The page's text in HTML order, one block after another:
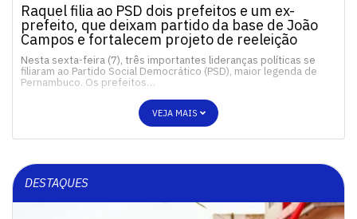
Raquel filia ao PSD dois prefeitos e um ex-
prefeito, que deixam partido da base de João
Campos e fortalecem projeto de reeleição
Nesta sexta-feira (7), três importantes lideranças políticas se
filiaram ao Partido Social Democrático (PSD), maior legenda de
Pernambuco. Os prefeitos…
VEJA MAIS
DESTAQUES